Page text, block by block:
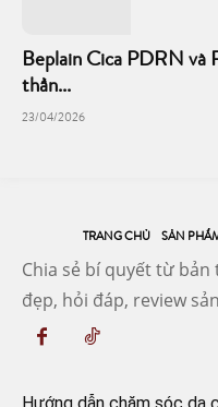
Beplain Cica PDRN và
thần...
23/04/2026
TRANG CHỦ SẢN
Chia sẻ bí quyết từ
đẹp, hỏi đáp, review
Hướng dẫn chăm sóc da